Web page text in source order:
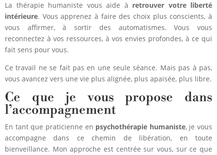
La thérapie humaniste vous aide à retrouver votre liberté
intérieure. Vous apprenez à faire des choix plus conscients, à
vous affirmer, à sortir des automatismes. Vous vous
reconnectez à vos ressources, à vos envies profondes, à ce qui
fait sens pour vous.
Ce travail ne se fait pas en une seule séance. Mais pas à pas,
vous avancez vers une vie plus alignée, plus apaisée, plus libre.
Ce que je vous propose dans
l’accompagnement
En tant que praticienne en psychothérapie humaniste, je vous
accompagne dans ce chemin de libération, en toute
bienveillance. Mon approche est centrée sur vous, sur ce que